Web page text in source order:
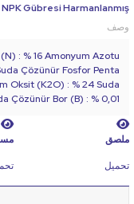
اختر
NPK Gübresi Harmanlanmış
وصف
: % 16 Amonyum Azotu
Çözünür Fosfor Penta
Oksit (K2O) : % 24 Suda
Çözünür Bor (B) : % 0,01
ملصق
تحميل